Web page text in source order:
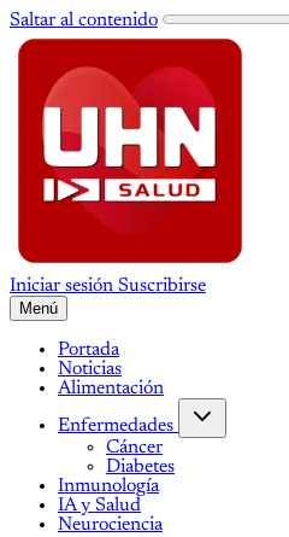
Saltar al contenido
Iniciar sesión Suscribirse
Menú
Portada
Noticias
Alimentación
Enfermedades
Cáncer
Diabetes
Inmunología
IA y Salud
Neurociencia